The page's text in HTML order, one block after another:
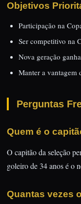
Objetivos
Participação na
Ser competitivo na
Nova geração
Manter a vantagem
Perguntas
Quem é o
O capitão da seleção
goleiro de 34 anos é o
Quantas vezes